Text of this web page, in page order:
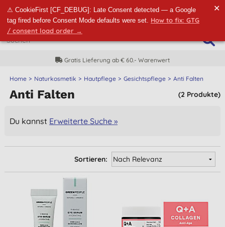
⚠ CookieFirst [CF_DEBUG]: Late Consent detected — a Google
tag fired before Consent Mode defaults were set. How to fix: GTG
/ consent load order →
✕
Gratis Lieferung ab € 60.- Warenwert
Home Naturkosmetik Hautpflege Gesichtspflege Anti Falten
(2 Produkte)
Anti Falten
Du kannst Erweiterte Suche »
Sortieren: